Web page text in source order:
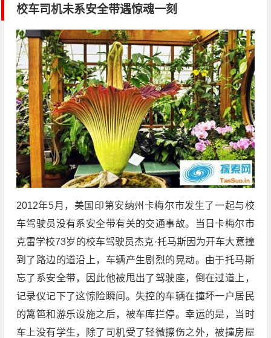
校车司机未系安全带遇惊魂一刻
2012年5月，美国印第安纳州卡梅尔市发生了一起与校
车驾驶员没有系安全带有关的交通事故。当日卡梅尔市
克雷学校73岁的校车驾驶员杰克·托马斯因为开车大意撞
到了路边的道沿上，车辆产生剧烈的晃动。由于托马斯
忘了系安全带，因此他被甩出了驾驶座，倒在过道上，
记录仪记下了这惊险瞬间。失控的车辆在撞坏一户居民
的篱笆和游乐设施之后，被车库拦停。幸运的是，当时
车上没有学生，除了司机受了轻微擦伤之外，被撞房屋